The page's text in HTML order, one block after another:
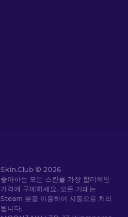
Skin.Club © 2026
좋아하는 모든 스킨을 가장 합리적인
가격에 구매하세요. 모든 거래는
Steam 봇을 이용하여 자동으로 처리
됩니다.